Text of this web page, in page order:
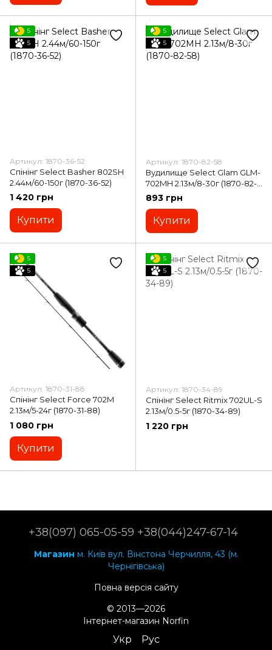
5
5
Артикул: 1870-36-52
Спінінг Select Basher 802SH
2.44м/60-150г (1870-36-52)
1 420 грн
Купити
5
5
Артикул: 1870-82-58
Вудилище Select Glam GLM-
702MH 2.13м/8-30г (1870-82-
58)
893 грн
Купити
5
5
Артикул: 1870-31-88
Спінінг Select Force 702M
2.13м/5-24г (1870-31-88)
1 080 грн
Купити
5
5
Артикул: 1870-34-89
Спінінг Select Ritmix 702UL-S
2.13м/0.5-5г (1870-34-89)
1 220 грн
+38(097) 065-05-59 +38(044)247-67-14
Магазин м. Київ вул. Вінстона Черчилля, 43 (м.
Чернігівська)
Повна версія сайту
© 2013—2026
Інтернет-магазин Norfin
Укр Рус